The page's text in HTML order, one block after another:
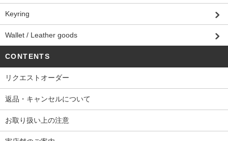
Keyring
Wallet / Leather goods
CONTENTS
リクエストオーダー
返品・キャンセルについて
お取り扱い上の注意